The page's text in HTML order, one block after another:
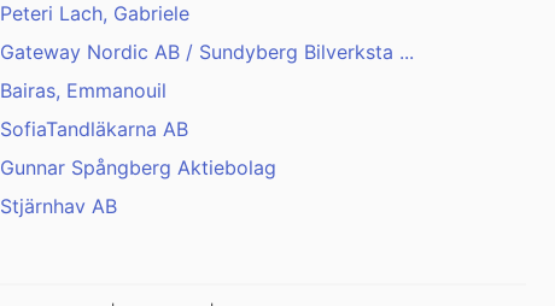
Peteri Lach, Gabriele
Gateway Nordic AB / Sundyberg Bilverksta ...
Bairas, Emmanouil
SofiaTandläkarna AB
Gunnar Spångberg Aktiebolag
Stjärnhav AB